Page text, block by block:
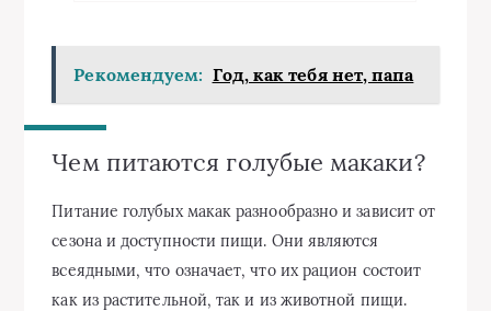
Рекомендуем: Год, как тебя нет, папа
Чем питаются голубые макаки?
Питание голубых макак разнообразно и зависит от
сезона и доступности пищи. Они являются
всеядными, что означает, что их рацион состоит
как из растительной, так и из животной пищи.